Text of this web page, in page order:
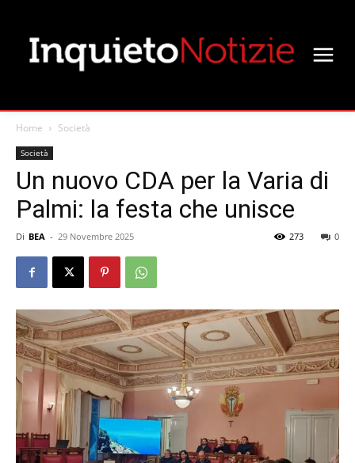
Home Società
Società
Un nuovo CDA per la Varia di
Palmi: la festa che unisce
Di BEA - 29 Novembre 2025 0
273